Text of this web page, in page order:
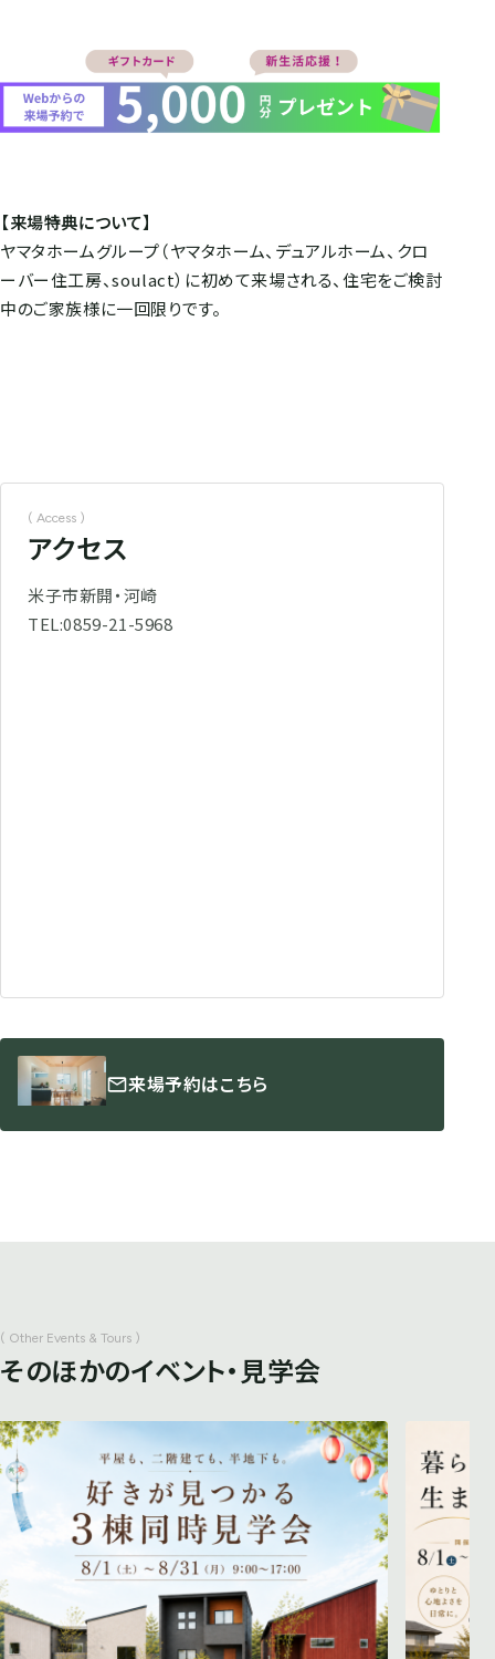
【来場特典について】
ヤマタホームグループ（ヤマタホーム、デュアルホーム、クロ
ーバー住工房、soulact）に初めて来場される、住宅をご検討
中のご家族様に一回限りです。
( Access )
アクセス
米子市新開・河崎
TEL:0859-21-5968
来場予約はこちら
( Other Events & Tours )
そのほかのイベント・見学会